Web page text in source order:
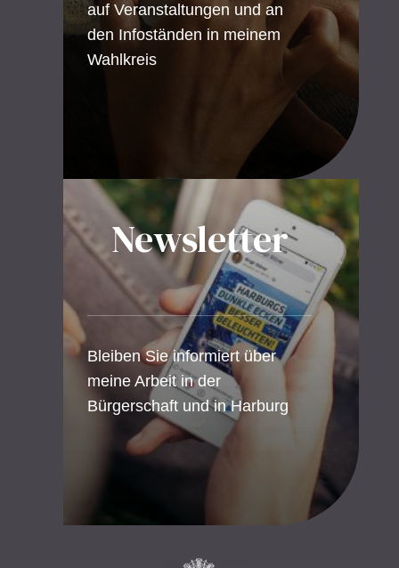
auf Veranstaltungen und an
den Infoständen in meinem
Wahlkreis
Newsletter
Bleiben Sie informiert über
meine Arbeit in der
Bürgerschaft und in Harburg